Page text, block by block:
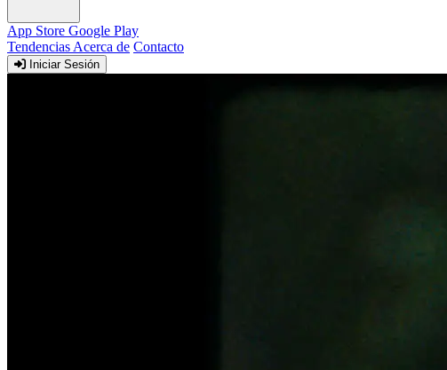
App Store Google Play
Tendencias Acerca de Contacto
Iniciar Sesión